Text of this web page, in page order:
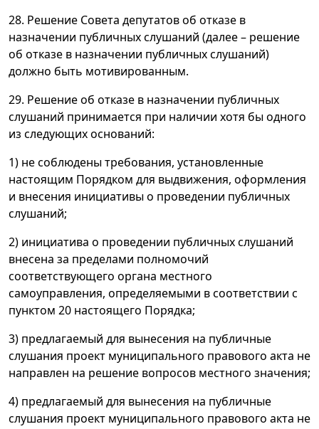
28. Решение Совета депутатов об отказе в
назначении публичных слушаний (далее – решение
об отказе в назначении публичных слушаний)
должно быть мотивированным.
29. Решение об отказе в назначении публичных
слушаний принимается при наличии хотя бы одного
из следующих оснований:
1) не соблюдены требования, установленные
настоящим Порядком для выдвижения, оформления
и внесения инициативы о проведении публичных
слушаний;
2) инициатива о проведении публичных слушаний
внесена за пределами полномочий
соответствующего органа местного
самоуправления, определяемыми в соответствии с
пунктом 20 настоящего Порядка;
3) предлагаемый для вынесения на публичные
слушания проект муниципального правового акта не
направлен на решение вопросов местного значения;
4) предлагаемый для вынесения на публичные
слушания проект муниципального правового акта не